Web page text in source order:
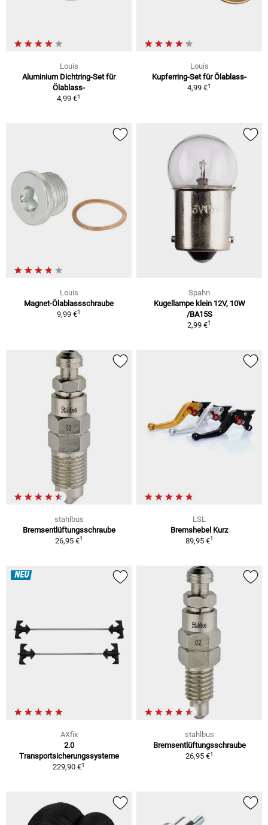
Louis
Aluminium Dichtring-Set für
Ölablass-
4,99 €1
Louis
Kupferring-Set für Ölablass-
4,99 €1
Louis
Magnet-Ölablassschraube
9,99 €1
Spahn
Kugellampe klein 12V, 10W
/BA15S
2,99 €1
stahlbus
Bremsentlüftungsschraube
26,95 €1
LSL
Bremshebel Kurz
89,95 €1
NEU
AXfix
2.0
Transportsicherungssysteme
229,90 €1
stahlbus
Bremsentlüftungsschraube
26,95 €1